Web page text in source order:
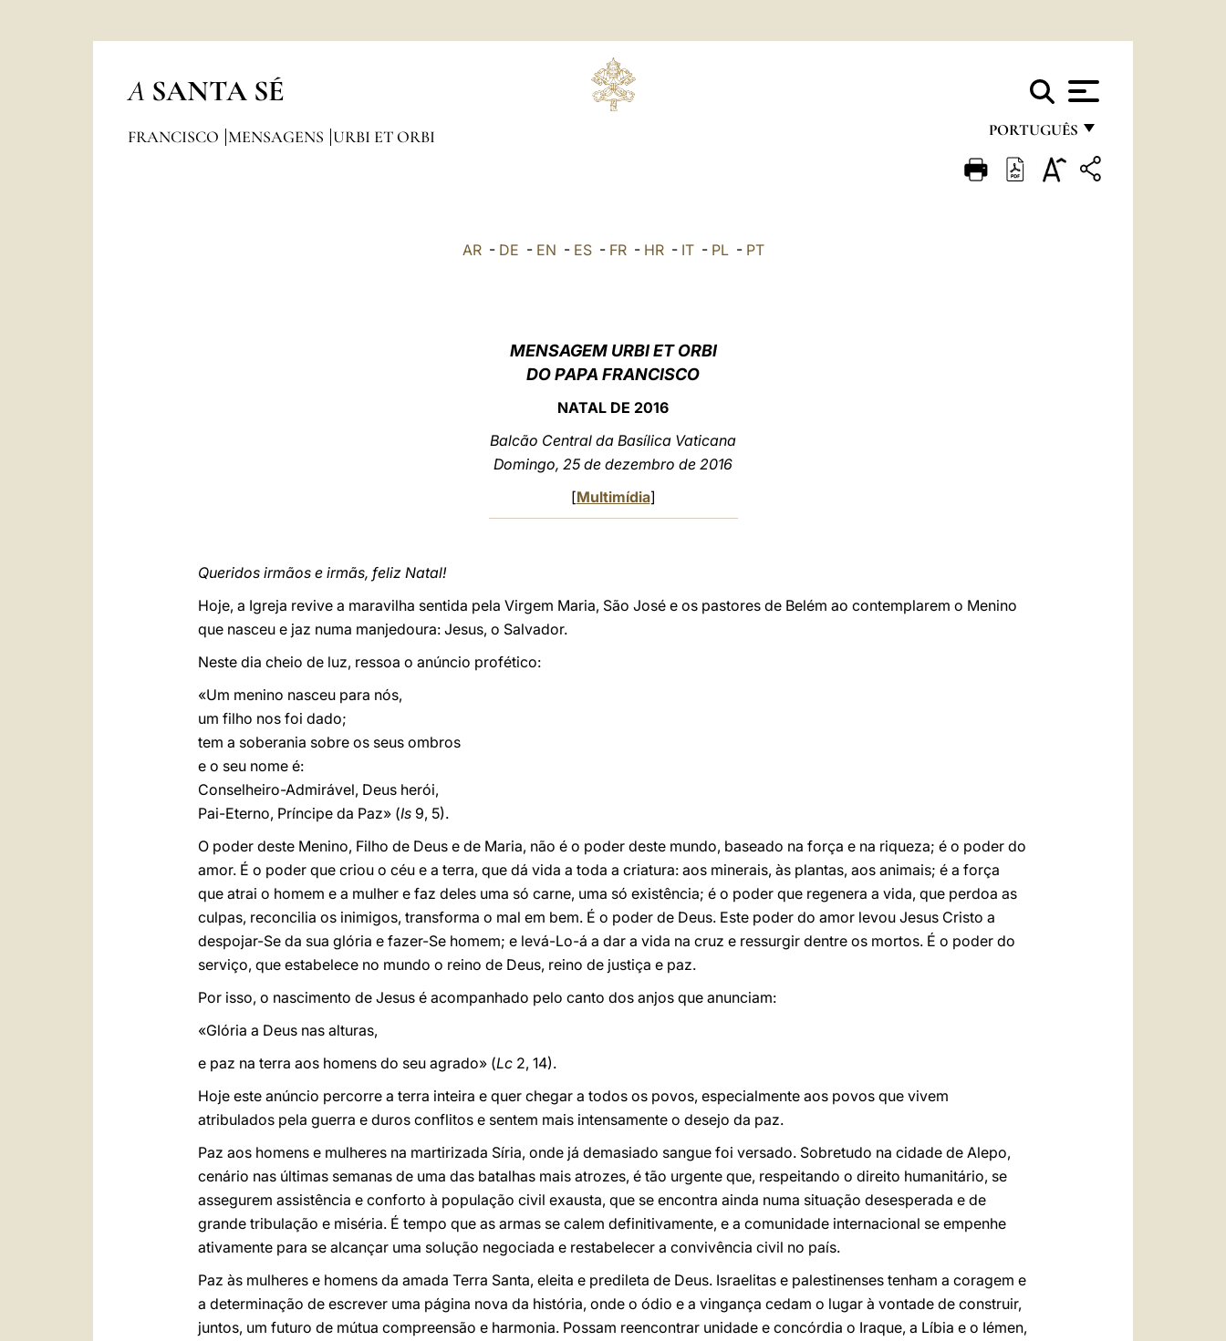
A SANTA SÉ
PORTUGUÊS
FRANÇAIS
FRANCISCO MENSAGENS URBI ET ORBI
AR- DE - EN - ES- FR- HR- IT- PL- PT
MENSAGEM URBI ET ORBI
DO PAPA FRANCISCO
NATAL DE 2016
Balcão Central da Basílica Vaticana
Domingo, 25 de dezembro de 2016
[Multimídia]
Queridos irmãos e irmãs, feliz Natal!
Hoje, a Igreja revive a maravilha sentida pela Virgem Maria, São José e os pastores de Belém ao contemplarem o Menino
que nasceu e jaz numa manjedoura: Jesus, o Salvador.
Neste dia cheio de luz, ressoa o anúncio profético:
«Um menino nasceu para nós,
um filho nos foi dado;
tem a soberania sobre os seus ombros
e o seu nome é:
Conselheiro-Admirável, Deus herói,
Pai-Eterno, Príncipe da Paz» (Is 9, 5).
O poder deste Menino, Filho de Deus e de Maria, não é o poder deste mundo, baseado na força e na riqueza; é o poder do
amor. É o poder que criou o céu e a terra, que dá vida a toda a criatura: aos minerais, às plantas, aos animais; é a força
que atrai o homem e a mulher e faz deles uma só carne, uma só existência; é o poder que regenera a vida, que perdoa as
culpas, reconcilia os inimigos, transforma o mal em bem. É o poder de Deus. Este poder do amor levou Jesus Cristo a
despojar-Se da sua glória e fazer-Se homem; e levá-Lo-á a dar a vida na cruz e ressurgir dentre os mortos. É o poder do
serviço, que estabelece no mundo o reino de Deus, reino de justiça e paz.
Por isso, o nascimento de Jesus é acompanhado pelo canto dos anjos que anunciam:
«Glória a Deus nas alturas,
e paz na terra aos homens do seu agrado» (Lc 2, 14).
Hoje este anúncio percorre a terra inteira e quer chegar a todos os povos, especialmente aos povos que vivem
atribulados pela guerra e duros conflitos e sentem mais intensamente o desejo da paz.
Paz aos homens e mulheres na martirizada Síria, onde já demasiado sangue foi versado. Sobretudo na cidade de Alepo,
cenário nas últimas semanas de uma das batalhas mais atrozes, é tão urgente que, respeitando o direito humanitário, se
assegurem assistência e conforto à população civil exausta, que se encontra ainda numa situação desesperada e de
grande tribulação e miséria. É tempo que as armas se calem definitivamente, e a comunidade internacional se empenhe
ativamente para se alcançar uma solução negociada e restabelecer a convivência civil no país.
Paz às mulheres e homens da amada Terra Santa, eleita e predileta de Deus. Israelitas e palestinenses tenham a coragem e
a determinação de escrever uma página nova da história, onde o ódio e a vingança cedam o lugar à vontade de construir,
juntos, um futuro de mútua compreensão e harmonia. Possam reencontrar unidade e concórdia o Iraque, a Líbia e o Iémen,